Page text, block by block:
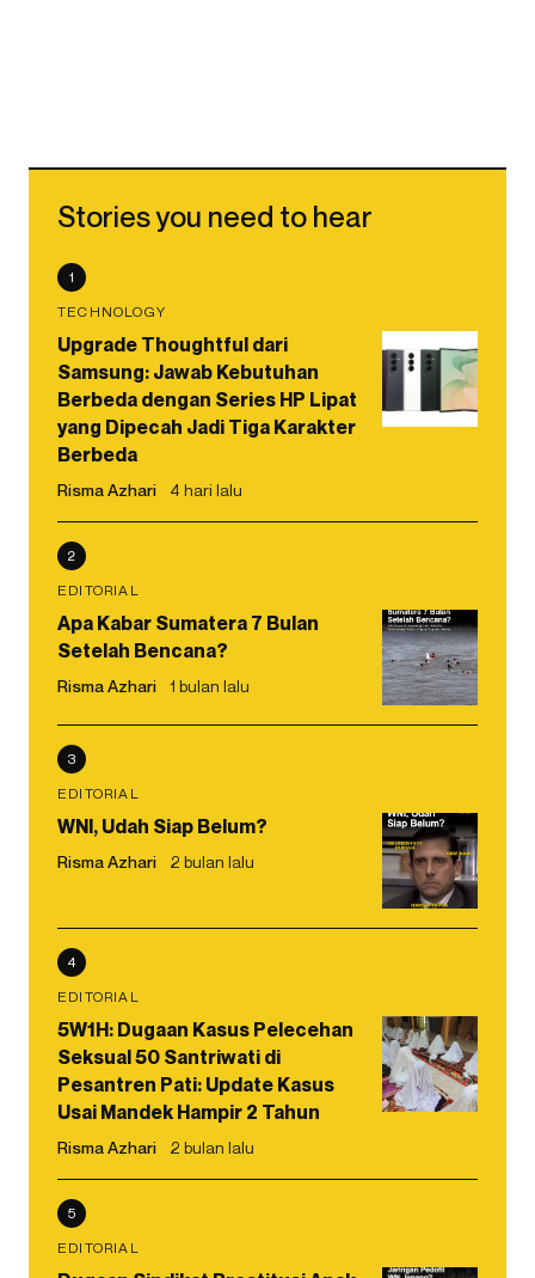
Stories you need to hear
1
TECHNOLOGY
Upgrade Thoughtful dari
Samsung: Jawab Kebutuhan
Berbeda dengan Series HP Lipat
yang Dipecah Jadi Tiga Karakter
Berbeda
Risma Azhari 4 hari lalu
2
EDITORIAL
Apa Kabar Sumatera 7 Bulan
Setelah Bencana?
Risma Azhari 1 bulan lalu
3
EDITORIAL
WNI, Udah Siap Belum?
Risma Azhari 2 bulan lalu
4
EDITORIAL
5W1H: Dugaan Kasus Pelecehan
Seksual 50 Santriwati di
Pesantren Pati: Update Kasus
Usai Mandek Hampir 2 Tahun
Risma Azhari 2 bulan lalu
5
EDITORIAL